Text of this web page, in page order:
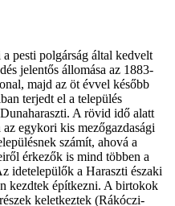
pesti polgárság által kedvelt
jelentős állomása az 1883-
majd az öt évvel később
terjedt el a település
A rövid idő alatt
egykori kis mezőgazdasági
számít, ahová a
érkezők is mind többen a
idetelepülők a Haraszti északi
kezdtek építkezni. A birtokok
keletkeztek (Rákóczi-